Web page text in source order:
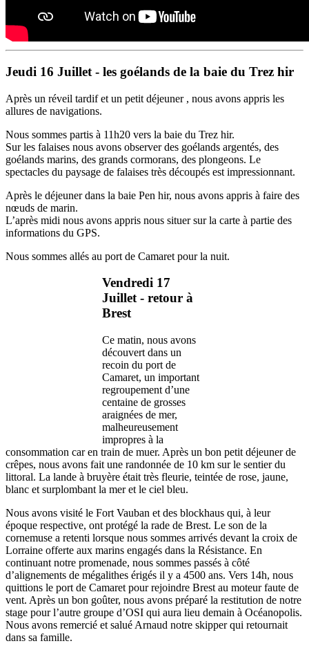
Jeudi 16 Juillet - les goélands de la baie du Trez hir
Après un réveil tardif et un petit déjeuner , nous avons appris les
allures de navigations.
Nous sommes partis à 11h20 vers la baie du Trez hir.
Sur les falaises nous avons observer des goélands argentés, des
goélands marins, des grands cormorans, des plongeons. Le
spectacles du paysage de falaises très découpés est impressionnant.
Après le déjeuner dans la baie Pen hir, nous avons appris à faire des
nœuds de marin.
L’après midi nous avons appris nous situer sur la carte à partie des
informations du GPS.
Nous sommes allés au port de Camaret pour la nuit.
Vendredi 17
Juillet - retour à
Brest
Ce matin, nous avons
découvert dans un
recoin du port de
Camaret, un important
regroupement d’une
centaine de grosses
araignées de mer,
malheureusement
impropres à la
consommation car en train de muer. Après un bon petit déjeuner de
crêpes, nous avons fait une randonnée de 10 km sur le sentier du
littoral. La lande à bruyère était très fleurie, teintée de rose, jaune,
blanc et surplombant la mer et le ciel bleu.
Nous avons visité le Fort Vauban et des blockhaus qui, à leur
époque respective, ont protégé la rade de Brest. Le son de la
cornemuse a retenti lorsque nous sommes arrivés devant la croix de
Lorraine offerte aux marins engagés dans la Résistance. En
continuant notre promenade, nous sommes passés à côté
d’alignements de mégalithes érigés il y a 4500 ans. Vers 14h, nous
quittions le port de Camaret pour rejoindre Brest au moteur faute de
vent. Après un bon goûter, nous avons préparé la restitution de notre
stage pour l’autre groupe d’OSI qui aura lieu demain à Océanopolis.
Nous avons remercié et salué Arnaud notre skipper qui retournait
dans sa famille.